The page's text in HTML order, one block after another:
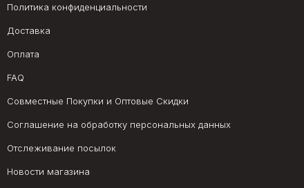
Политика конфиденциальности
Доставка
Оплата
FAQ
Совместные Покупки и Оптовые Скидки
Соглашение на обработку персональных данных
Отслеживание посылок
Новости магазина